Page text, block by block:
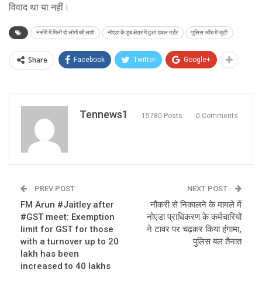
विवाद था या नहीं।
नर्सरी में मिली दो लोगों की लाशे नोएडा के डूब क्षेत्र में हुआ डबल मर्डर पुलिस जाँच में जुटी
Share Facebook Twitter Google+
Tennews1 15780 Posts 0 Comments
PREV POST
FM Arun #Jaitley after
#GST meet: Exemption
limit for GST for those
with a turnover up to 20
lakh has been
increased to 40 lakhs
NEXT POST
नौकरी से निकालने के मामले में
नोएडा प्राधिकरण के कर्मचारियों
ने टावर पर चढ़कर किया हंगामा,
पुलिस बल तैनात